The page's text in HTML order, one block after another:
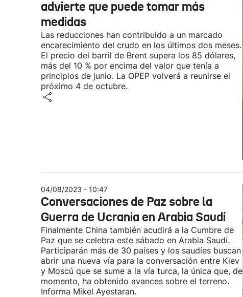
advierte que puede tomar más
medidas
Las reducciones han contribuido a un marcado
encarecimiento del crudo en los últimos dos meses.
El precio del barril de Brent supera los 85 dólares,
más del 10 % por encima del valor que tenía a
principios de junio. La OPEP volverá a reunirse el
próximo 4 de octubre.
04/08/2023 - 10:47
Conversaciones de Paz sobre la
Guerra de Ucrania en Arabia Saudí
Finalmente China también acudirá a la Cumbre de
Paz que se celebra este sábado en Arabia Saudí.
Participarán más de 30 países y los saudíes buscan
abrir una nueva vía para la conversación entre Kiev
y Moscú que se sume a la vía turca, la única que, de
momento, ha obtenido avances sobre el terreno.
Informa Mikel Ayestaran.